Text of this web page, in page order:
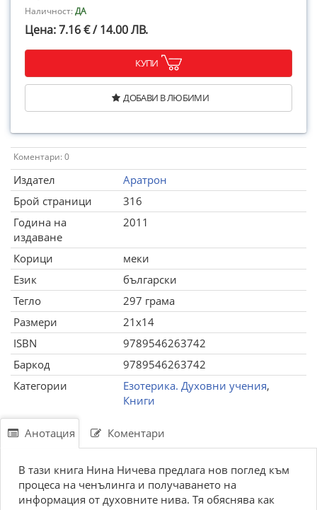
Наличност:ДА
Цена: 7.16 € / 14.00 ЛВ.
КУПИ
ДОБАВИ В ЛЮБИМИ
Коментари: 0
Издател
Аратрон
Брой страници
316
Година на
издаване
2011
Корици
меки
Език
български
Тегло
297 грама
Размери
21x14
ISBN
9789546263742
Баркод
9789546263742
Категории
Езотерика. Духовни учения,
Книги
Анотация Коментари
В тази книга Нина Ничева предлага нов поглед към
процеса на ченълинга и получаването на
информация от духовните нива. Тя обяснява как